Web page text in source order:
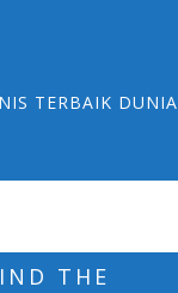
TERBAIK DUNIA
THE